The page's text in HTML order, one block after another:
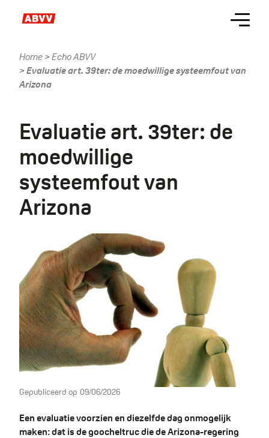
Menu
Kruimelpad
Home
Echo ABVV
Evaluatie art. 39ter: de moedwillige systeemfout van
Arizona
Evaluatie art. 39ter: de
moedwillige
systeemfout van
Arizona
Gepubliceerd op 09/06/2026
Een evaluatie voorzien en diezelfde dag onmogelijk
maken: dat is de goocheltruc die de Arizona-regering